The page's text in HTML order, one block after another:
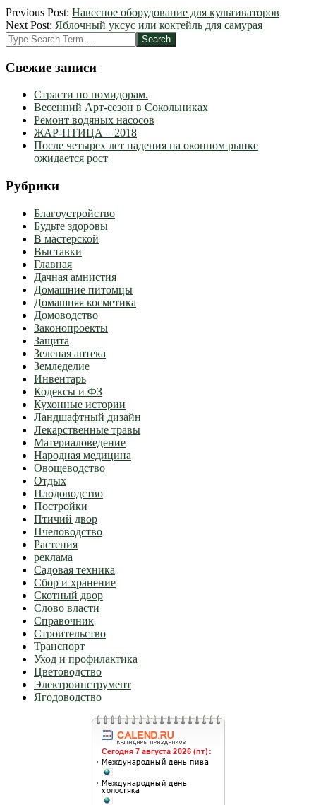
2012-
05-
04
Previous Post: Навесное оборудование для культиваторов
Next Post: Яблочный уксус или коктейль для самурая
Search
Свежие записи
Страсти по помидорам.
Весенний Арт-сезон в Сокольниках
Ремонт водяных насосов
ЖАР-ПТИЦА – 2018
После четырех лет падения на оконном рынке
ожидается рост
Рубрики
Благоустройство
Будьте здоровы
В мастерской
Выставки
Главная
Дачная амнистия
Домашние питомцы
Домашняя косметика
Домоводство
Законопроекты
Защита
Зеленая аптека
Земледелие
Инвентарь
Кодексы и ФЗ
Кухонные истории
Ландшафтный дизайн
Лекарственные травы
Материаловедение
Народная медицина
Овощеводство
Отдых
Плодоводство
Постройки
Птичий двор
Пчеловодство
Растения
реклама
Садовая техника
Сбор и хранение
Скотный двор
Слово власти
Справочник
Строительство
Транспорт
Уход и профилактика
Цветоводство
Электроинструмент
Ягодоводство